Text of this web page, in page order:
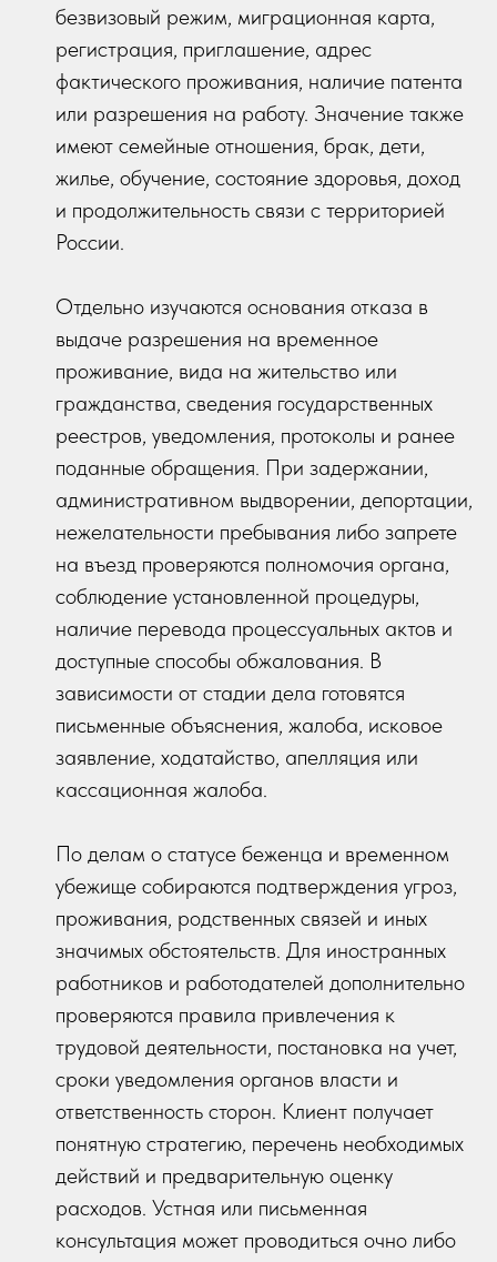
безвизовый режим, миграционная карта,
регистрация, приглашение, адрес
фактического проживания, наличие патента
или разрешения на работу. Значение также
имеют семейные отношения, брак, дети,
жилье, обучение, состояние здоровья, доход
и продолжительность связи с территорией
России.
Отдельно изучаются основания отказа в
выдаче разрешения на временное
проживание, вида на жительство или
гражданства, сведения государственных
реестров, уведомления, протоколы и ранее
поданные обращения. При задержании,
административном выдворении, депортации,
нежелательности пребывания либо запрете
на въезд проверяются полномочия органа,
соблюдение установленной процедуры,
наличие перевода процессуальных актов и
доступные способы обжалования. В
зависимости от стадии дела готовятся
письменные объяснения, жалоба, исковое
заявление, ходатайство, апелляция или
кассационная жалоба.
По делам о статусе беженца и временном
убежище собираются подтверждения угроз,
проживания, родственных связей и иных
значимых обстоятельств. Для иностранных
работников и работодателей дополнительно
проверяются правила привлечения к
трудовой деятельности, постановка на учет,
сроки уведомления органов власти и
ответственность сторон. Клиент получает
понятную стратегию, перечень необходимых
действий и предварительную оценку
расходов. Устная или письменная
консультация может проводиться очно либо